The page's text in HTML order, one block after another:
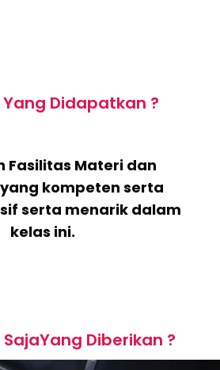
Didapatkan ?
Fasilitas Materi dan
kompeten serta
serta menarik dalam
kelas ini.
Diberikan ?